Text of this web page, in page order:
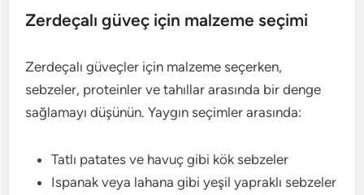
Zerdeçalı güveç için malzeme seçimi
Zerdeçalı güveçler için malzeme seçerken,
sebzeler, proteinler ve tahıllar arasında bir denge
sağlamayı düşünün. Yaygın seçimler arasında:
Tatlı patates ve havuç gibi kök sebzeler
Ispanak veya lahana gibi yeşil yapraklı sebzeler